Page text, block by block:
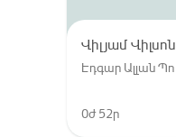
Վիլյամ Վիլսոն
Էդգար Ալլան Պո
0ժ 52ր